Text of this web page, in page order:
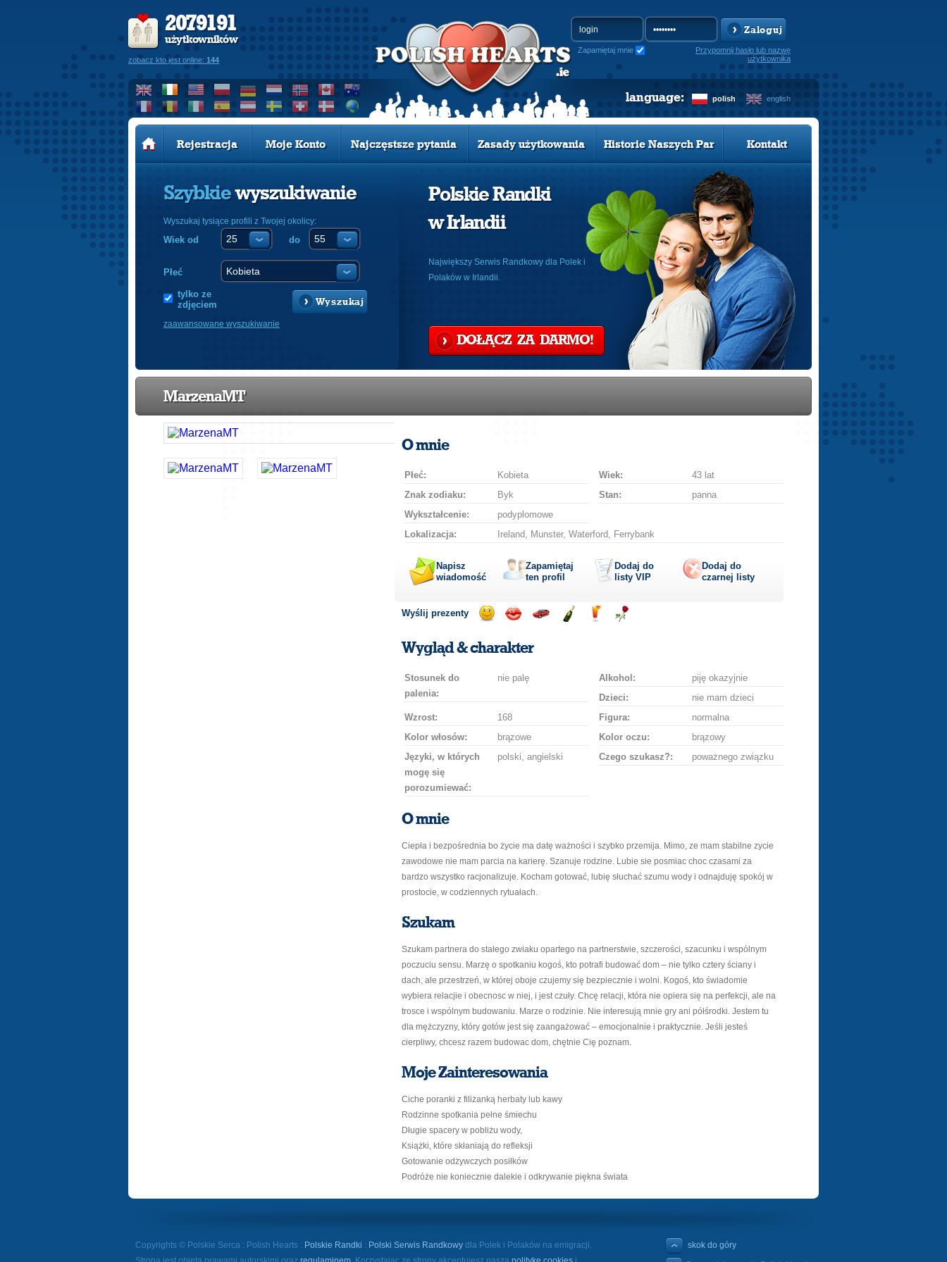
2079191
użytkowników
zobacz kto jest online: 144
Zaloguj
Zapamiętaj mnie
Przypomnij hasło lub nazwę
użytkownika
polish english
language:
Rejestracja Moje Konto Najczęstsze pytania Zasady użytkowania Historie Naszych Par Kontakt
Szybkiewyszukiwanie
Wyszukaj tysiące profili z Twojej okolicy:
Wiek od do
Płeć
tylko ze
zdjęciem
Wyszukaj
zaawansowane wyszukiwanie
Polskie Randki
w Irlandii
Największy Serwis Randkowy dla Polek i
Polaków w Irlandii.
DOŁĄCZ ZA DARMO!
MarzenaMT
O mnie
Płeć: Kobieta Wiek:
43 lat
Znak zodiaku:
Byk Stan:
panna
Wykształcenie:
podyplomowe
Lokalizacja:
Ireland, Munster, Waterford, Ferrybank
Napisz
wiadomość
Zapamiętaj
ten profil
Dodaj do
listy VIP
Dodaj do
czarnej listy
Wyślij prezenty
uśmiechbuziaka
Wygląd & charakter
Stosunek do
palenia:
nie palę Alkohol:
piję okazyjnie
Dzieci:
nie mam dzieci
Wzrost:
168 Figura:
normalna
Kolor włosów:
brązowe Kolor oczu:
brązowy
Języki, w których
mogę się
porozumiewać:
polski, angielski Czego szukasz?: poważnego związku
O mnie
Ciepła i bezpośrednia bo życie ma datę ważności i szybko przemija. Mimo, ze mam stabilne zycie
zawodowe nie mam parcia na karierę. Szanuje rodzine. Lubie sie posmiac choc czasami za
bardzo wszystko racjonalizuje. Kocham gotować, lubię słuchać szumu wody i odnajduję spokój w
prostocie, w codziennych rytuałach.
Szukam
Szukam partnera do stałego zwiaku opartego na partnerstwie, szczerości, szacunku i wspólnym
poczuciu sensu. Marzę o spotkaniu kogoś, kto potrafi budować dom – nie tylko cztery ściany i
dach, ale przestrzeń, w której oboje czujemy się bezpiecznie i wolni. Kogoś, kto świadomie
wybiera relacjie i obecnosc w niej, i jest czuły. Chcę relacji, która nie opiera się na perfekcji, ale na
trosce i wspólnym budowaniu. Marze o rodzinie. Nie interesują mnie gry ani półśrodki. Jestem tu
dla mężczyzny, który gotów jest się zaangażować – emocjonalnie i praktycznie. Jeśli jesteś
cierpliwy, chcesz razem budowac dom, chętnie Cię poznam.
Moje Zainteresowania
Ciche poranki z filiżanką herbaty lub kawy
Rodzinne spotkania pełne śmiechu
Długie spacery w pobliżu wody,
Książki, które skłaniają do refleksji
Gotowanie odżywczych posiłków
Podróże nie koniecznie dalekie i odkrywanie piękna świata
Copyrights © Polskie Serca : Polish Hearts : Polskie Randki : Polski Serwis Randkowy dla Polek i Polaków na emigracji.
skok do góry